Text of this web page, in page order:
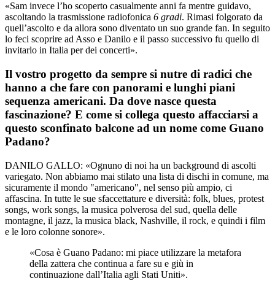
«Sam invece l’ho scoperto casualmente anni fa mentre guidavo,
ascoltando la trasmissione radiofonica 6 gradi. Rimasi folgorato da
quell’ascolto e da allora sono diventato un suo grande fan. In seguito
lo feci scoprire ad Asso e Danilo e il passo successivo fu quello di
invitarlo in Italia per dei concerti».
Il vostro progetto da sempre si nutre di radici che
hanno a che fare con panorami e lunghi piani
sequenza americani. Da dove nasce questa
fascinazione? E come si collega questo affacciarsi a
questo sconfinato balcone ad un nome come Guano
Padano?
DANILO GALLO: «Ognuno di noi ha un background di ascolti
variegato. Non abbiamo mai stilato una lista di dischi in comune, ma
sicuramente il mondo "americano", nel senso più ampio, ci
affascina. In tutte le sue sfaccettature e diversità: folk, blues, protest
songs, work songs, la musica polverosa del sud, quella delle
montagne, il jazz, la musica black, Nashville, il rock, e quindi i film
e le loro colonne sonore».
«Cosa è Guano Padano: mi piace utilizzare la metafora
della zattera che continua a fare su e giù in
continuazione dall’Italia agli Stati Uniti».